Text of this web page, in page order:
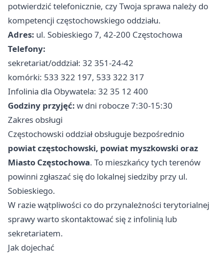
potwierdzić telefonicznie, czy Twoja sprawa należy do
kompetencji częstochowskiego oddziału.
Adres: ul. Sobieskiego 7, 42-200 Częstochowa
Telefony:
sekretariat/oddział: 32 351-24-42
komórki: 533 322 197, 533 322 317
Infolinia dla Obywatela: 32 35 12 400
Godziny przyjęć: w dni robocze 7:30-15:30
Zakres obsługi
Częstochowski oddział obsługuje bezpośrednio
powiat częstochowski, powiat myszkowski oraz
Miasto Częstochowa. To mieszkańcy tych terenów
powinni zgłaszać się do lokalnej siedziby przy ul.
Sobieskiego.
W razie wątpliwości co do przynależności terytorialnej
sprawy warto skontaktować się z infolinią lub
sekretariatem.
Jak dojechać